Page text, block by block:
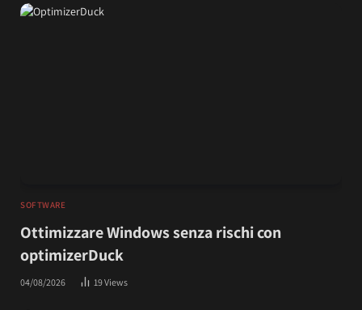
SOFTWARE
Ottimizzare Windows senza rischi con
optimizerDuck
04/08/2026 19Views